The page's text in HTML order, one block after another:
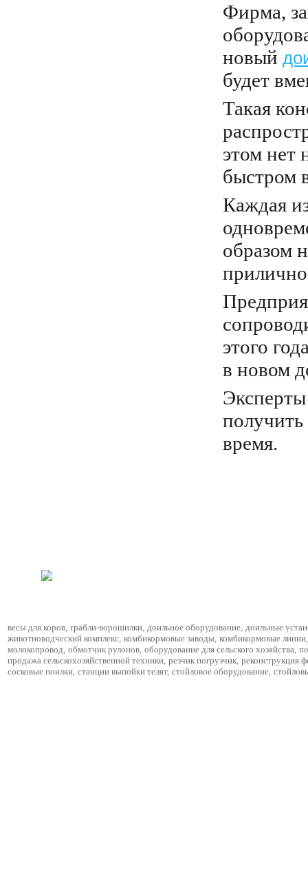
Фирма,
новый
будет
Такая
этом нет
быстром
Каждая
образом
этого
в новом
время.
весы для коров, грабли-ворошилки, доильное оборудование, доильные
животноводческий комплекс, комбикормовые заводы, комбикормовые линии,
молокопровод, обмотчик рулонов, оборудование для сельского хозяйства,
продажа сельскохозяйственной техники, резчик погрузчик, реконструкция
сосковые поилки, станции выпойки телят, стойловое оборудование,